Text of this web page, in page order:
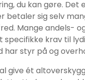
du kan gøre. Det
betaler sig selv
Mange andels-
specifikke krav til
har styr på og
give ét